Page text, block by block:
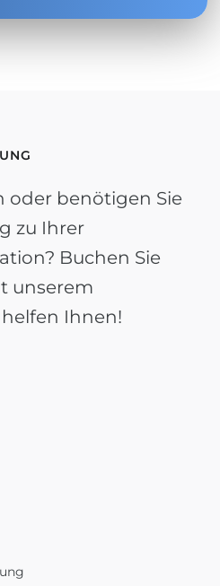
oder benötigen Sie
zu Ihrer
Buchen Sie
unserem
Ihnen!